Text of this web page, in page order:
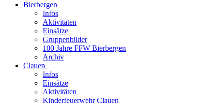
Bierbergen
Infos
Aktivitäten
Einsätze
Gruppenbilder
100 Jahre FFW Bierbergen
Archiv
Clauen
Infos
Einsätze
Aktivitäten
Kinderfeuerwehr Clauen